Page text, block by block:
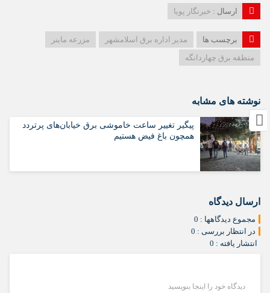
ارسال : خبرنگار پویا
برچسب ها مدیر اداره برق اسلامشهر
مزرعه ماینر
منطقه برق چهاردانگه
نوشته های مشابه
پیگیر تغییر ساعت خاموشی برق خیابان‌های پرتردد
همچون باغ فیض هستیم
ارسال دیدگاه
مجموع دیدگاهها : 0
در انتظار بررسی : 0
انتشار یافته : 0
دیدگاه خود را اینجا بنویسید